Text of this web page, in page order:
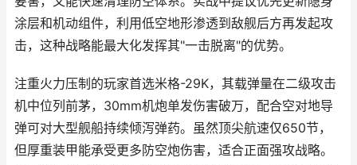
涂层和机动组件，利用低空地形渗透到敌舰后方再发起攻
击，这种战略能最大化发挥其"一击脱离"的优势。
注重火力压制的玩家首选米格-29K，其载弹量在二级攻击
机中位列前茅，30mm机炮单发伤害破万，配合空对地导
弹可对大型舰船持续倾泻弹药。虽然顶尖航速仅650节，
但厚重装甲能承受更多防空炮伤害，适合正面强攻战略。